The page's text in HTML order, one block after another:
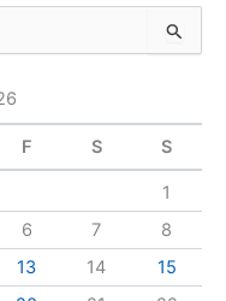
F S S
1
6 7
8
13 14
15